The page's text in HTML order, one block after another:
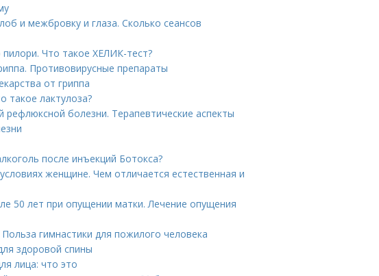
и межбровку и глаза. Сколько сеансов
Что такое ХЕЛИК-тест?
Противовирусные препараты
от гриппа
такое лактулоза?
болезни. Терапевтические аспекты
после инъекций Ботокса?
женщине. Чем отличается естественная и
50 лет при опущении матки. Лечение опущения
гимнастики для пожилого человека
здоровой спины
лица: что это